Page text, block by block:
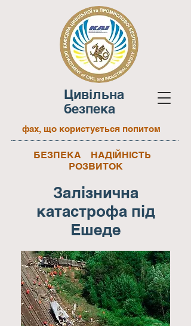
Цивільна
безпека
фах, що користується попитом
БЕЗПЕКА НАДІЙНІСТЬ
РОЗВИТОК
Залізнична
катастрофа під
Ешеде